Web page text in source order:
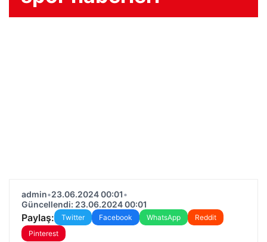
admin•23.06.2024 00:01•
Güncellendi: 23.06.2024 00:01
Paylaş: Twitter Facebook WhatsApp
Reddit
Pinterest